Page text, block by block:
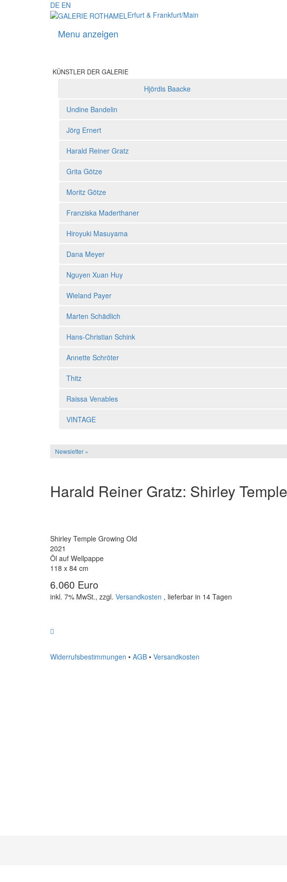
DE EN
Erfurt & Frankfurt/Main
Menu anzeigen
KÜNSTLER DER GALERIE
Hjördis Baacke
Undine Bandelin
Jörg Ernert
Harald Reiner Gratz
Grita Götze
Moritz Götze
Franziska Maderthaner
Hiroyuki Masuyama
Dana Meyer
Nguyen Xuan Huy
Wieland Payer
Marten Schädlich
Hans-Christian Schink
Annette Schröter
Thitz
Raissa Venables
VINTAGE
Newsletter »
Harald Reiner Gratz: Shirley
Shirley Temple Growing Old
2021
Öl auf Wellpappe
118 x 84 cm
6.060 Euro
inkl. 7% MwSt., zzgl. Versandkosten , lieferbar in 14 Tagen
Widerrufsbestimmungen • AGB • Versandkosten